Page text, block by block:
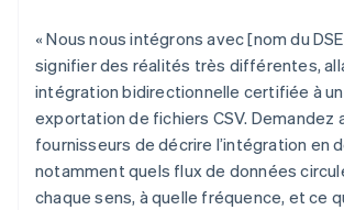
« Nous nous intégrons avec [nom du
signifier des réalités très différentes,
intégration bidirectionnelle certifiée à
exportation de fichiers CSV. Demandez
fournisseurs de décrire l’intégration en
notamment quels flux de données
chaque sens, à quelle fréquence, et ce